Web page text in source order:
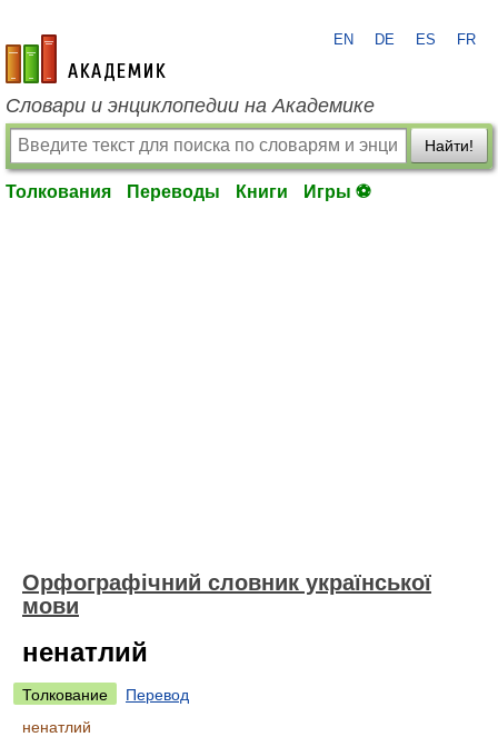
academic.ru
EN DE ES FR
Словари и энциклопедии на Академике
Найти!
Толкования Переводы Книги Игры ⚽
Орфографічний словник української
мови
ненатлий
Толкование
Перевод
ненатлий